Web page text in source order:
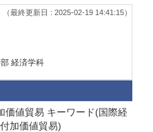
（最終更新日 : 2025-02-19 14:41:15）
経済学科
価値貿易 キーワード(国際経
加価値貿易)